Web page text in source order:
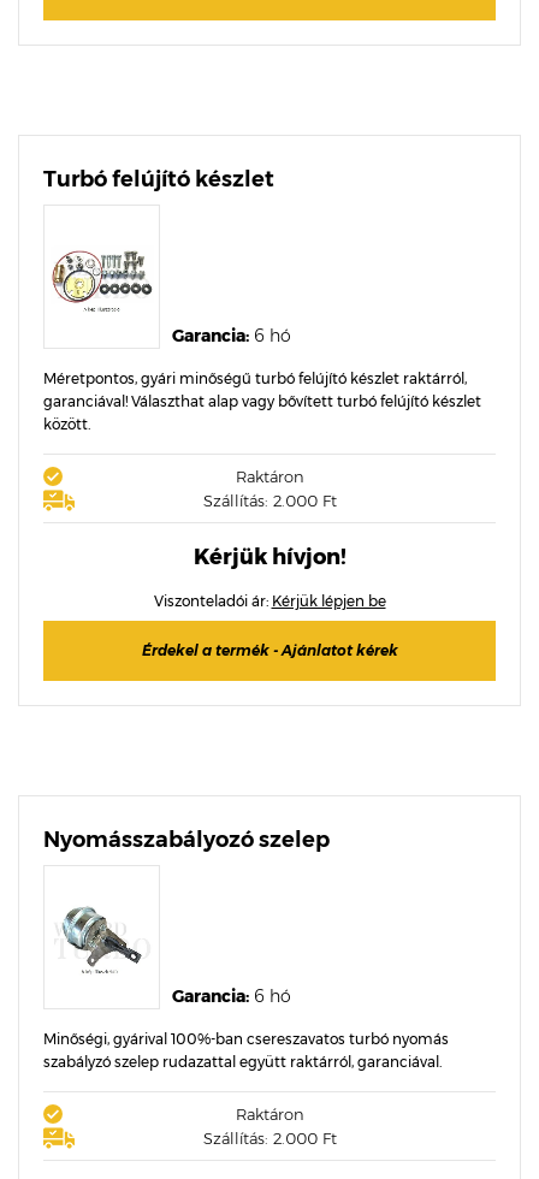
Turbó felújító készlet
Garancia: 6 hó
Méretpontos, gyári minőségű turbó felújító készlet raktárról,
garanciával! Választhat alap vagy bővített turbó felújító készlet
között.
Raktáron
Szállítás: 2.000 Ft
Kérjük hívjon!
Viszonteladói ár: Kérjük lépjen be
Érdekel a termék - Ajánlatot kérek
Nyomásszabályozó szelep
Garancia: 6 hó
Minőségi, gyárival 100%-ban csereszavatos turbó nyomás
szabályzó szelep rudazattal együtt raktárról, garanciával.
Raktáron
Szállítás: 2.000 Ft